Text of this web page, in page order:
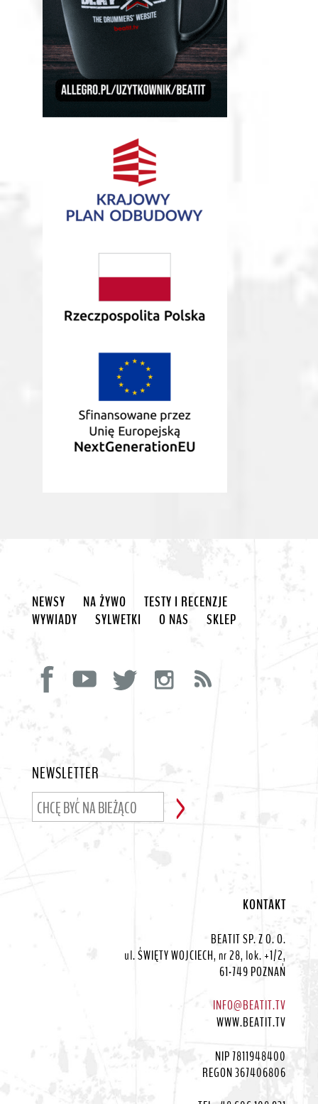
NEWSY NA ŻYWO
TESTY I RECENZJE
WYWIADY
SYLWETKI O NAS SKLEP
NEWSLETTER
KONTAKT
BEATIT SP. Z O. O.
ul. ŚWIĘTY WOJCIECH, nr 28, lok. +1/2,
61-749 POZNAŃ
INFO@BEATIT.TV
WWW.BEATIT.TV
NIP 7811948400
REGON 367406806